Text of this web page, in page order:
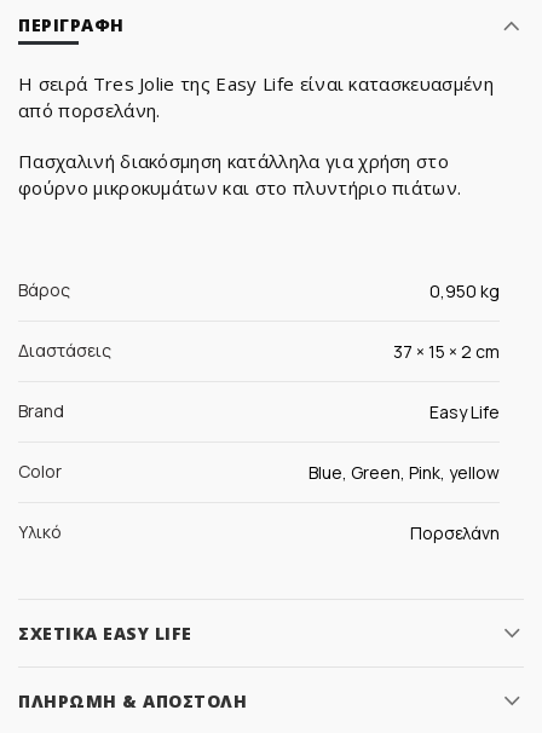
ΠΕΡΙΓΡΑΦΉ
Η σειρά Tres Jolie της Easy Life είναι κατασκευασμένη
από πορσελάνη.
Πασχαλινή διακόσμηση κατάλληλα για χρήση στο
φούρνο μικροκυμάτων και στο πλυντήριο πιάτων.
Βάρος 0,950 kg
Διαστάσεις 37 × 15 × 2 cm
Brand Easy Life
Color Blue, Green, Pink, yellow
Υλικό Πορσελάνη
ΣΧΕΤΙΚΆ EASY LIFE
ΠΛΗΡΩΜΉ & ΑΠΟΣΤΟΛΉ